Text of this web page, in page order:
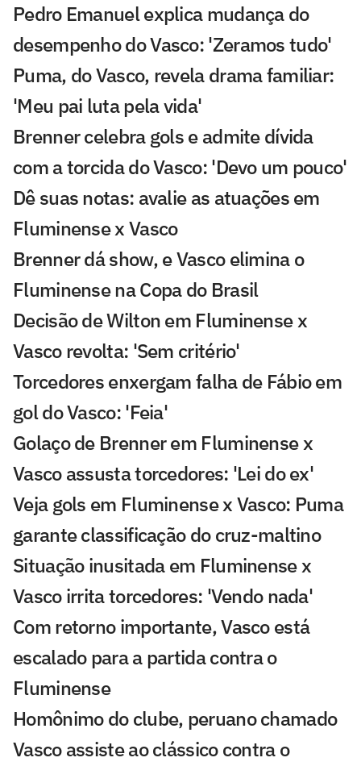
Pedro Emanuel explica mudança do
desempenho do Vasco: 'Zeramos tudo'
Puma, do Vasco, revela drama familiar:
'Meu pai luta pela vida'
Brenner celebra gols e admite dívida
com a torcida do Vasco: 'Devo um pouco'
Dê suas notas: avalie as atuações em
Fluminense x Vasco
Brenner dá show, e Vasco elimina o
Fluminense na Copa do Brasil
Decisão de Wilton em Fluminense x
Vasco revolta: 'Sem critério'
Torcedores enxergam falha de Fábio em
gol do Vasco: 'Feia'
Golaço de Brenner em Fluminense x
Vasco assusta torcedores: 'Lei do ex'
Veja gols em Fluminense x Vasco: Puma
garante classificação do cruz-maltino
Situação inusitada em Fluminense x
Vasco irrita torcedores: 'Vendo nada'
Com retorno importante, Vasco está
escalado para a partida contra o
Fluminense
Homônimo do clube, peruano chamado
Vasco assiste ao clássico contra o